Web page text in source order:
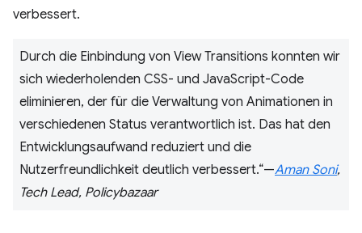
verbessert.
Durch die Einbindung von View Transitions konnten wir
sich wiederholenden CSS- und JavaScript-Code
eliminieren, der für die Verwaltung von Animationen in
verschiedenen Status verantwortlich ist. Das hat den
Entwicklungsaufwand reduziert und die
Nutzerfreundlichkeit deutlich verbessert.“—Aman Soni,
Tech Lead, Policybazaar